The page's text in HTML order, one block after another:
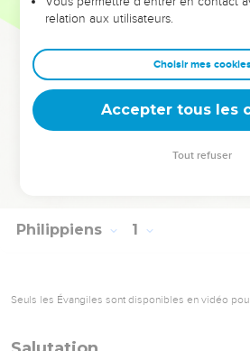
affectueuses de Paul. Le thème de
sous sa plume, témoignage éloquent
sur l’adversité !
permission. All rights reserved
Philippiens 1
Seuls les Évangiles sont disponibles en vidéo
relation aux utilisateurs.
Choisir mes
Accepter tous les
Tout refuser